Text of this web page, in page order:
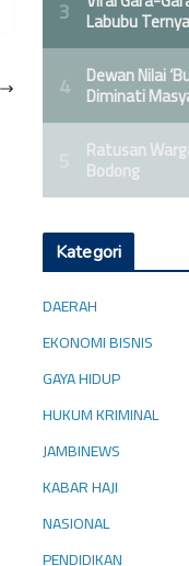
Kategori
DAERAH
EKONOMI BISNIS
GAYA HIDUP
HUKUM KRIMINAL
JAMBINEWS
KABAR HAJI
NASIONAL
PENDIDIKAN